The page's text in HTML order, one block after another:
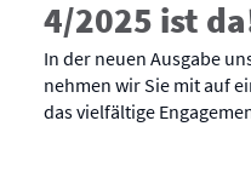
4/2025 ist
In der neuen Ausgabe
nehmen wir Sie mit auf
das vielfältige